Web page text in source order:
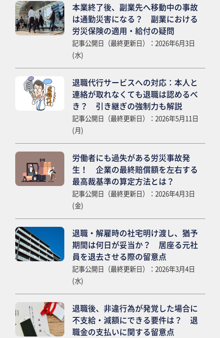
本業終了後、副業先へ移動中の事故
は通勤災害になる？ 副業における
労災保険の適用・給付の疑問
記事公開日（最終更新日）：2026年6月3日
(水)
退職代行サービスへの対応：本人と
連絡が取れなくても退職は認めるべ
き？ 引き継ぎの強制力も解説
記事公開日（最終更新日）：2026年5月11日
(月)
労働者にも過失がある労災事故発
生！ 企業の最終賠償額を左右する
最高裁基準の算定方法とは？
記事公開日（最終更新日）：2026年4月3日
(金)
退職・解雇時の社宅明け渡し、猶予
期間は何日が妥当か？ 居座る元社
員を退去させる際の留意点
記事公開日（最終更新日）：2026年3月4日
(水)
退職後、非違行為が発覚した場合に
不支給・減額にできる要件は？ 退
職金の支払いに関する留意点